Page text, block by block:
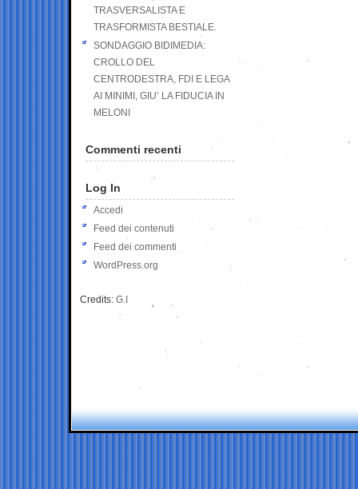
TRASVERSALISTA E
TRASFORMISTA BESTIALE.
SONDAGGIO BIDIMEDIA:
CROLLO DEL
CENTRODESTRA, FDI E LEGA
AI MINIMI, GIU’ LA FIDUCIA IN
MELONI
Commenti recenti
Log In
Accedi
Feed dei contenuti
Feed dei commenti
WordPress.org
Credits: G.I